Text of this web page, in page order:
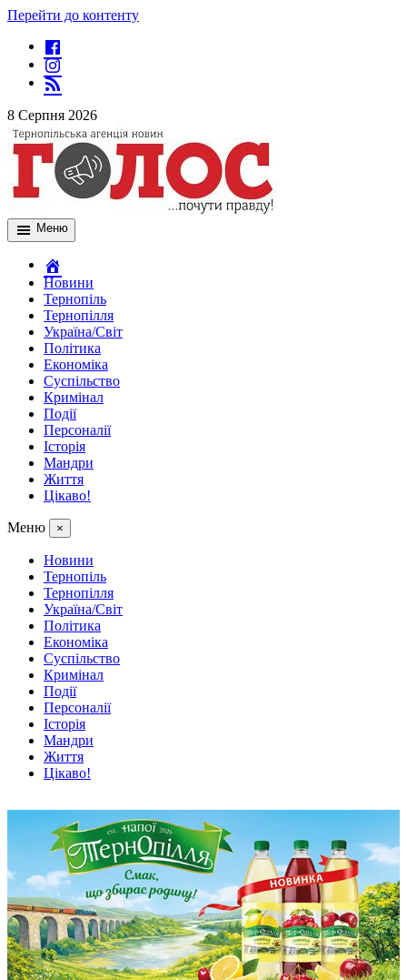
Перейти до контенту
8 Серпня 2026
Меню
Новини
Тернопіль
Тернопілля
Україна/Світ
Політика
Економіка
Суспільство
Кримінал
Події
Персоналії
Історія
Мандри
Життя
Цікаво!
Меню ×
Новини
Тернопіль
Тернопілля
Україна/Світ
Політика
Економіка
Суспільство
Кримінал
Події
Персоналії
Історія
Мандри
Життя
Цікаво!